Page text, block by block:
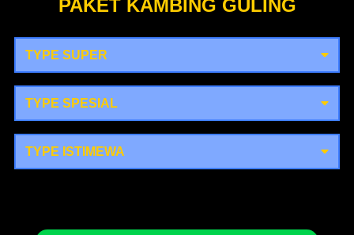
PAKET KAMBING GULING
TYPE SUPER
TYPE SPESIAL
TYPE ISTIMEWA